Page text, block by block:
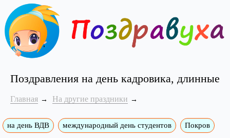
Поздравления на день кадровика, длинные
Главная На другие праздники
на день ВДВ международный день студентов Покров